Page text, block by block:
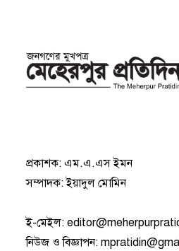
প্রকাশক: এম.এ.এস ইমন
সম্পাদক: ইয়াদুল মোমিন
ই-মেইল:
নিউজ ও বিজ্ঞাপন: